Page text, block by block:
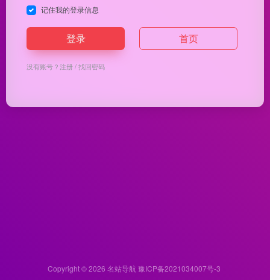
记住我的登录信息
登录 首页
没有账号？注册/找回密码
Copyright © 2026 名站导航 豫ICP备2021034007号-3